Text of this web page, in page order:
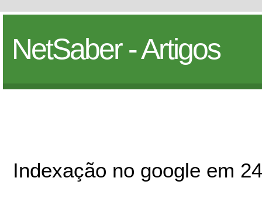
NetSaber - Artigos
Indexação no google em